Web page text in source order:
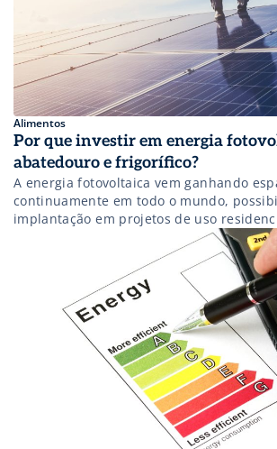
Alimentos
Por que investir em energia
abatedouro e frigorífico?
A energia fotovoltaica vem ganhando
continuamente em todo o mundo,
implantação em projetos de uso
comercial e industrial. Por isso, com o
tecnologia das placas fotovoltaicas
redução do custo de instalação, hoje já
possível implantar o sistema de energia
geração […]